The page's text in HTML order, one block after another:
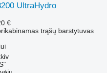
UltraHydro
€
trąšų barstytuvas